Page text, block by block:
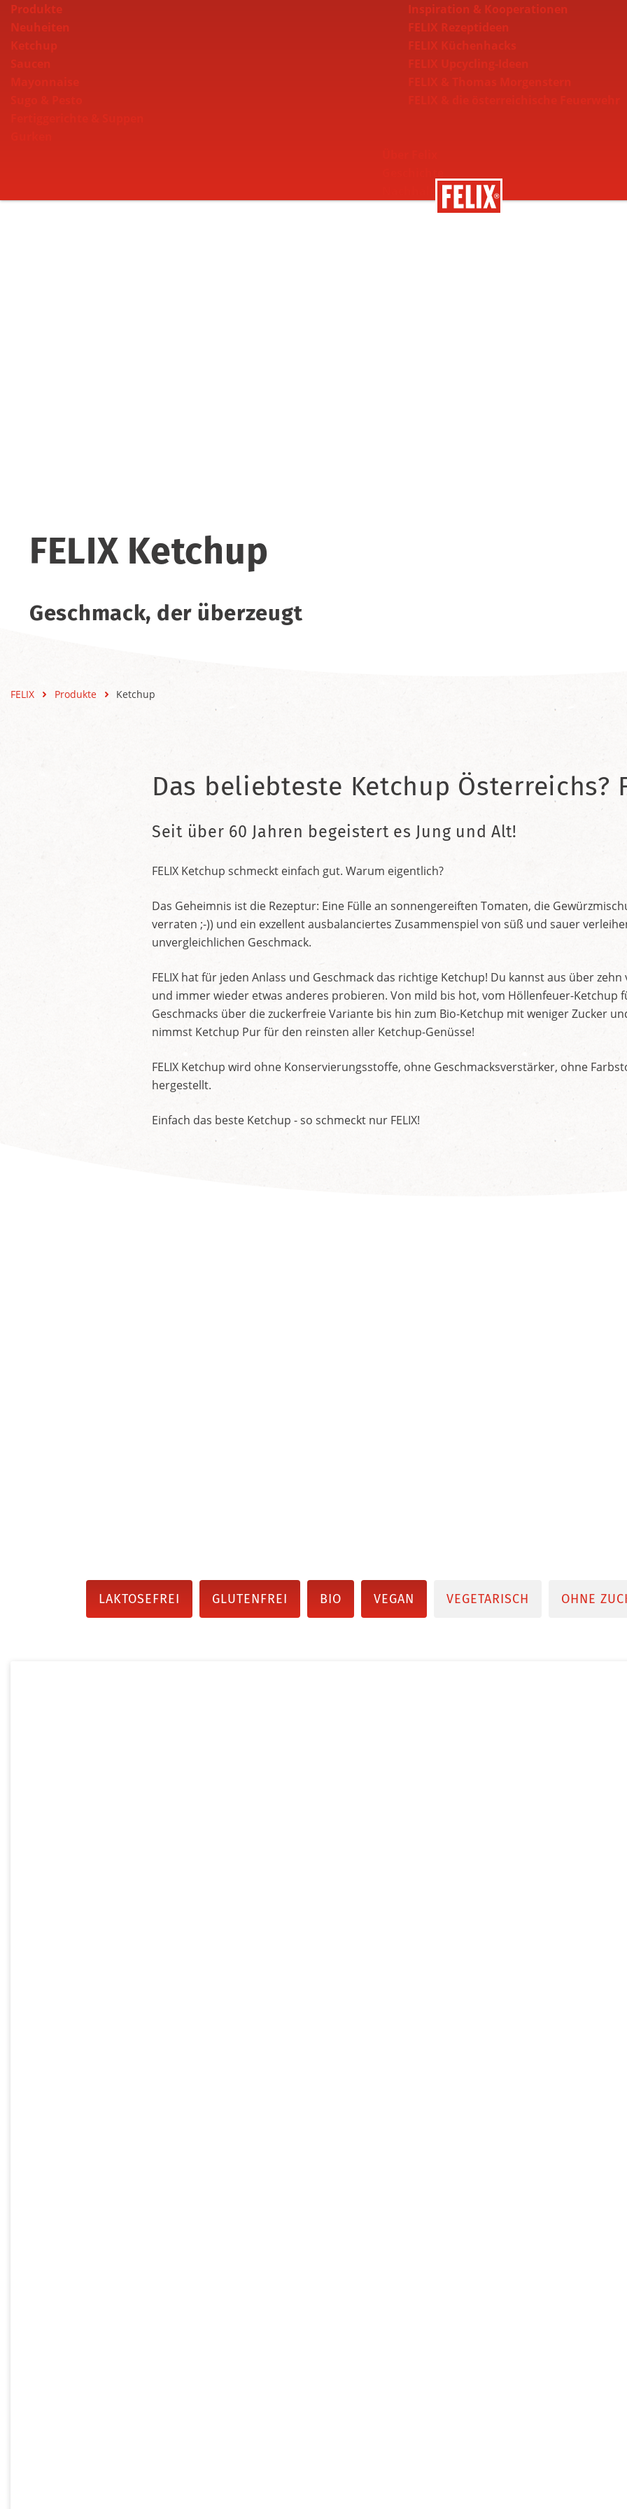
Produkte
Neuheiten
Ketchup
Saucen
Inspiration & Kooperationen
FELIX Rezeptideen
FELIX Küchenhacks
FELIX Upcycling-Ideen
Nachhaltigkeit
FELIX Ketchup
Geschmack, der überzeugt
FELIX Produkte Ketchup
Das beliebteste Ketchup Österreichs?
Seit über 60 Jahren begeistert es Jung und Alt!
FELIX Ketchup schmeckt einfach gut. Warum eigentlich?
Das Geheimnis ist die Rezeptur: Eine Fülle an sonnengereiften Tomaten, die
verraten ;-)) und ein exzellent ausbalanciertes Zusammenspiel von süß und sauer
unvergleichlichen Geschmack.
FELIX hat für jeden Anlass und Geschmack das richtige Ketchup! Du kannst aus über
und immer wieder etwas anderes probieren. Von mild bis hot, vom Höllenfeuer-Ketchup
Geschmacks über die zuckerfreie Variante bis hin zum Bio-Ketchup mit weniger Zucker
nimmst Ketchup Pur für den reinsten aller Ketchup-Genüsse!
FELIX Ketchup wird ohne Konservierungsstoffe, ohne Geschmacksverstärker, ohne
hergestellt.
Einfach das beste Ketchup - so schmeckt nur FELIX!
LAKTOSEFREI GLUTENFREI BIO VEGAN VEGETARISCH OHNE